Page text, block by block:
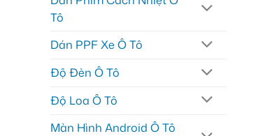
Tô
Dán PPF Xe Ô Tô
Độ Đèn Ô Tô
Độ Loa Ô Tô
Màn Hình Android Ô Tô